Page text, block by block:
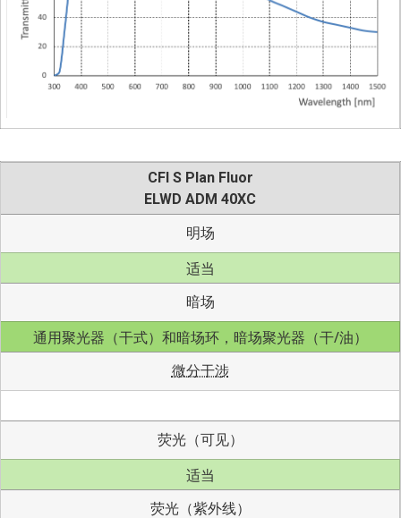
CFI S Plan Fluor
ELWD ADM 40XC
明场
适当
暗场
通用聚光器（干式）和暗场环，暗场聚光器（干/油）
微分干涉
荧光（可见）
适当
荧光（紫外线）